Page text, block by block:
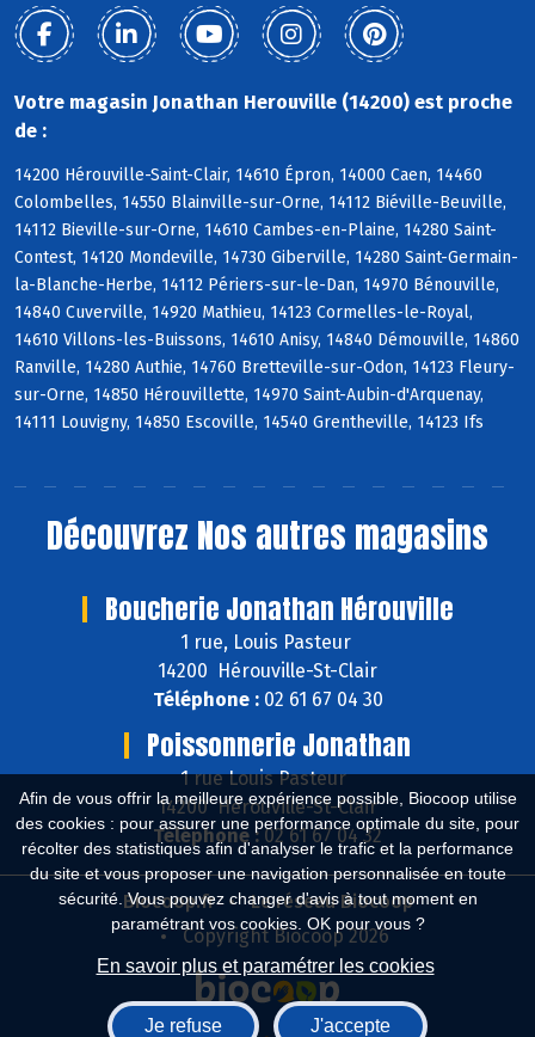
Afin de vous offrir la meilleure expérience possible, Biocoop utilise
des cookies : pour assurer une performance optimale du site, pour
récolter des statistiques afin d'analyser le trafic et la performance
du site et vous proposer une navigation personnalisée en toute
sécurité. Vous pouvez changer d'avis à tout moment en
paramétrant vos cookies. OK pour vous ?
En savoir plus et paramétrer les cookies
Je refuse J'accepte
Votre magasin Jonathan Herouville (14200) est proche
de :
14200 Hérouville-Saint-Clair, 14610 Épron, 14000 Caen, 14460
Colombelles, 14550 Blainville-sur-Orne, 14112 Biéville-Beuville,
14112 Bieville-sur-Orne, 14610 Cambes-en-Plaine, 14280 Saint-
Contest, 14120 Mondeville, 14730 Giberville, 14280 Saint-Germain-
la-Blanche-Herbe, 14112 Périers-sur-le-Dan, 14970 Bénouville,
14840 Cuverville, 14920 Mathieu, 14123 Cormelles-le-Royal,
14610 Villons-les-Buissons, 14610 Anisy, 14840 Démouville, 14860
Ranville, 14280 Authie, 14760 Bretteville-sur-Odon, 14123 Fleury-
sur-Orne, 14850 Hérouvillette, 14970 Saint-Aubin-d'Arquenay,
14111 Louvigny, 14850 Escoville, 14540 Grentheville, 14123 Ifs
Découvrez Nos autres magasins
Boucherie Jonathan Hérouville
1 rue, Louis Pasteur
14200 Hérouville-St-Clair
Téléphone :02 61 67 04 30
Poissonnerie Jonathan
1 rue Louis Pasteur
14200 Hérouville-St-Clair
Téléphone :02 61 67 04 32
Biocoop.fr
Le réseau Biocoop
Copyright Biocoop 2026